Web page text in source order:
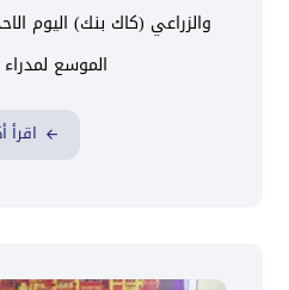
والزراعي (كاك بنك) اليوم
الموسع
اقرأ